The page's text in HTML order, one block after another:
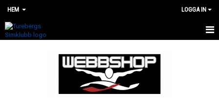
HEM LOGGA IN
RENOVERING AV SIMHALLEN